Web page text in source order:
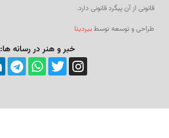
قانونی از آن پیگرد قانونی دارد.
طراحی و توسعه توسطبیردیتا
خبر و هنر در رسانه ها: